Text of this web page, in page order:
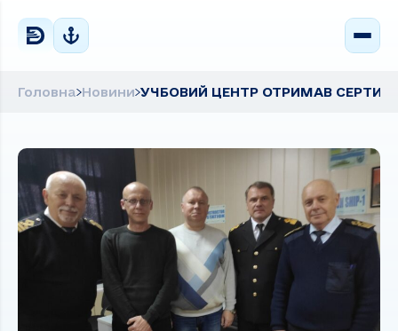
Головна Новини УЧБОВИЙ ЦЕНТР ОТРИМАВ